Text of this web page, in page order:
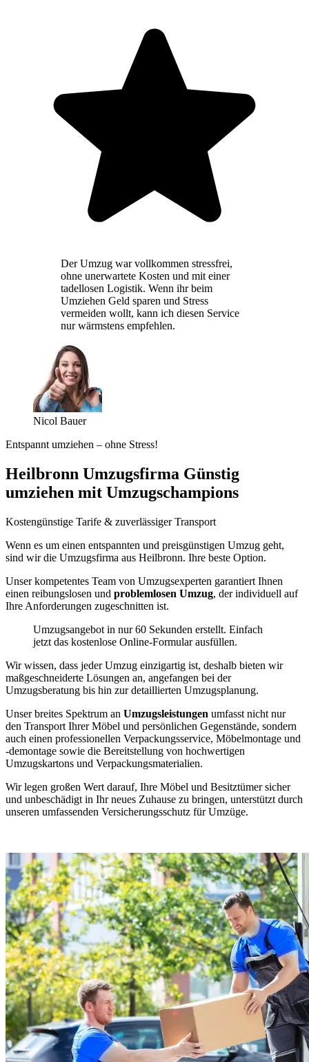
Der Umzug war vollkommen stressfrei,
ohne unerwartete Kosten und mit einer
tadellosen Logistik. Wenn ihr beim
Umziehen Geld sparen und Stress
vermeiden wollt, kann ich diesen Service
nur wärmstens empfehlen.
Nicol Bauer
Entspannt umziehen – ohne Stress!
Heilbronn Umzugsfirma Günstig
umziehen mit Umzugschampions
Kostengünstige Tarife & zuverlässiger Transport
Wenn es um einen entspannten und preisgünstigen Umzug geht,
sind wir die Umzugsfirma aus Heilbronn. Ihre beste Option.
Unser kompetentes Team von Umzugsexperten garantiert Ihnen
einen reibungslosen und problemlosen Umzug, der individuell auf
Ihre Anforderungen zugeschnitten ist.
Umzugsangebot in nur 60 Sekunden erstellt. Einfach
jetzt das kostenlose Online-Formular ausfüllen.
Wir wissen, dass jeder Umzug einzigartig ist, deshalb bieten wir
maßgeschneiderte Lösungen an, angefangen bei der
Umzugsberatung bis hin zur detaillierten Umzugsplanung.
Unser breites Spektrum an Umzugsleistungen umfasst nicht nur
den Transport Ihrer Möbel und persönlichen Gegenstände, sondern
auch einen professionellen Verpackungsservice, Möbelmontage und
-demontage sowie die Bereitstellung von hochwertigen
Umzugskartons und Verpackungsmaterialien.
Wir legen großen Wert darauf, Ihre Möbel und Besitztümer sicher
und unbeschädigt in Ihr neues Zuhause zu bringen, unterstützt durch
unseren umfassenden Versicherungsschutz für Umzüge.